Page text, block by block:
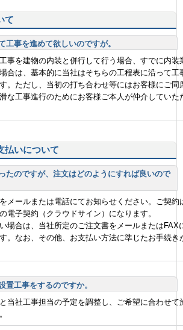
て
工事を進めて欲しいのですが。
事を建物の内装と併行して行う場合、すでに内装
合は、基本的に当社はそちらの工程表に沿って工
。ただし、当初の打ち合わせ等にはお客様にご同
な工事進行のためにお客様ご本人が仲介していた
払いについて
たのですが、注文はどのようにすれば良いので
メールまたは電話にてお知らせください。ご契約
電子契約（クラウドサイン）になります。
場合は、当社所定のご注文書をメールまたはFAX
。なお、その他、お支払い方法に準じたお手続き
置工事をするのですか。
当社工事担当の予定を調整し、ご希望に合わせて